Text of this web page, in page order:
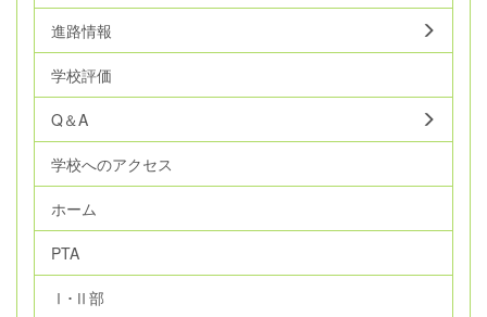
進路情報
学校評価
Q＆A
学校へのアクセス
ホーム
PTA
Ⅰ･Ⅱ部